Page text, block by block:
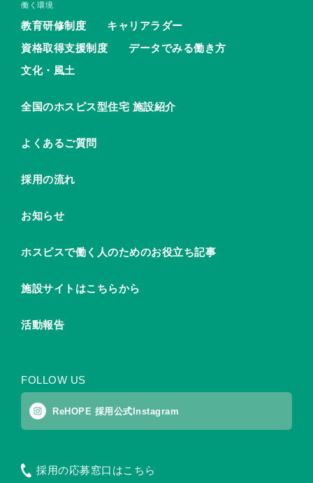
働く環境
教育研修制度
キャリアラダー
資格取得支援制度
データでみる働き方
文化・風土
全国のホスピス型住宅 施設紹介
よくあるご質問
採用の流れ
お知らせ
ホスピスで働く人のためのお役立ち記事
施設サイトはこちらから
活動報告
FOLLOW US
ReHOPE 採用公式Instagram
採用の応募窓口はこちら